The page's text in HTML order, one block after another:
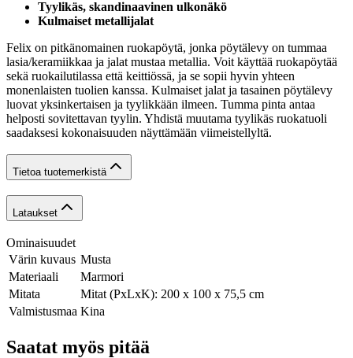
Tyylikäs, skandinaavinen ulkonäkö
Kulmaiset metallijalat
Felix on pitkänomainen ruokapöytä, jonka pöytälevy on tummaa
lasia/keramiikkaa ja jalat mustaa metallia. Voit käyttää ruokapöytää
sekä ruokailutilassa että keittiössä, ja se sopii hyvin yhteen
monenlaisten tuolien kanssa. Kulmaiset jalat ja tasainen pöytälevy
luovat yksinkertaisen ja tyylikkään ilmeen. Tumma pinta antaa
helposti sovitettavan tyylin. Yhdistä muutama tyylikäs ruokatuoli
saadaksesi kokonaisuuden näyttämään viimeistellyltä.
Tietoa tuotemerkistä
Lataukset
Ominaisuudet
Värin kuvaus Musta
Materiaali
Marmori
Mitata
Mitat (PxLxK): 200 x 100 x 75,5 cm
Valmistusmaa Kina
Saatat myös pitää